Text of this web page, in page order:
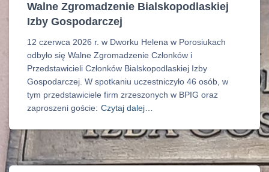
Walne Zgromadzenie Bialskopodlaskiej
Izby Gospodarczej
12 czerwca 2026 r. w Dworku Helena w Porosiukach
odbyło się Walne Zgromadzenie Członków i
Przedstawicieli Członków Bialskopodlaskiej Izby
Gospodarczej. W spotkaniu uczestniczyło 46 osób, w
tym przedstawiciele firm zrzeszonych w BPIG oraz
zaproszeni goście: Czytaj dalej…